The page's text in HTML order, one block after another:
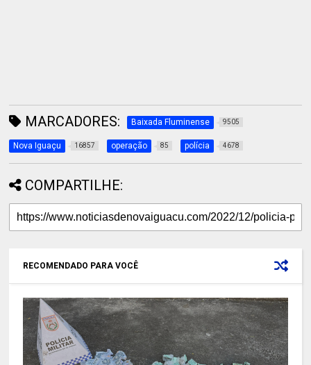
MARCADORES: Baixada Fluminense 9505
Nova Iguaçu 16857 operação 85 polícia 4678
COMPARTILHE:
RECOMENDADO PARA VOCÊ